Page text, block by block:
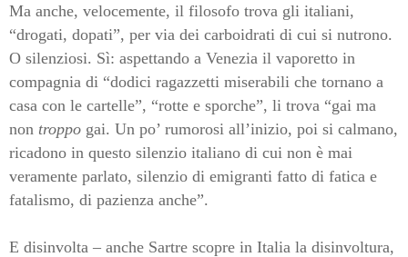
Ma anche, velocemente, il filosofo trova gli italiani,
“drogati, dopati”, per via dei carboidrati di cui si nutrono.
O silenziosi. Sì: aspettando a Venezia il vaporetto in
compagnia di “dodici ragazzetti miserabili che tornano a
casa con le cartelle”, “rotte e sporche”, li trova “gai ma
non troppo gai. Un po’ rumorosi all’inizio, poi si calmano,
ricadono in questo silenzio italiano di cui non è mai
veramente parlato, silenzio di emigranti fatto di fatica e
fatalismo, di pazienza anche”.
E disinvolta – anche Sartre scopre in Italia la disinvoltura,